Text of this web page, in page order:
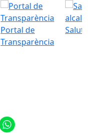
Portal de
Transparència